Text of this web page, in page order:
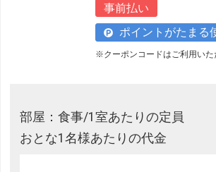
事前払い
ポイントがたまる
※クーポンコードはご利用いた
部屋：食事/1室あたりの定員
おとな1名様あたりの代金